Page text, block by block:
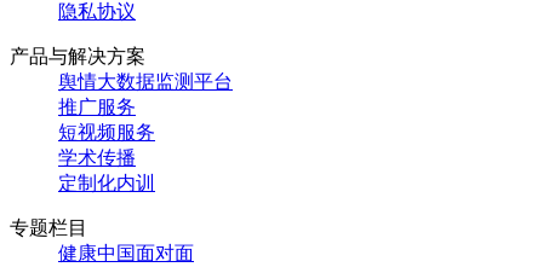
隐私协议
产品与解决方案
舆情大数据监测平台
推广服务
短视频服务
学术传播
定制化内训
专题栏目
健康中国面对面